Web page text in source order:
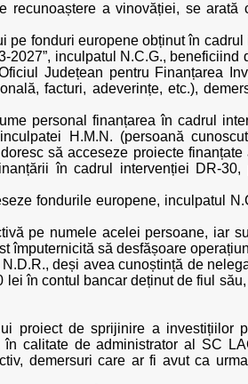
recunoaștere a vinovăției, se
pe fonduri europene obținut în
inculpatul N.C.G.,
Județean pentru Finanțarea
facturi, adeverințe, etc.),
personal finanțarea în cadrul
H.M.N. (persoană
să acceseze proiecte
în cadrul intervenției DR-
fondurile europene, inculpatul
pe numele acelei persoane, iar
împuternicită să desfășoare
deși avea cunoștință de
în contul bancar deținut de fiul
proiect de sprijinire a investițiilor
calitate de administrator al SC
demersuri care ar fi avut ca